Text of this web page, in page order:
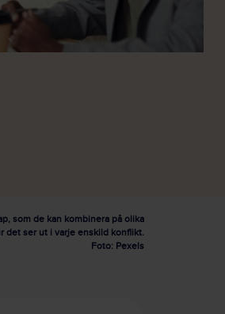
som de kan kombinera på olika
det ser ut i varje enskild konflikt.
Foto: Pexels